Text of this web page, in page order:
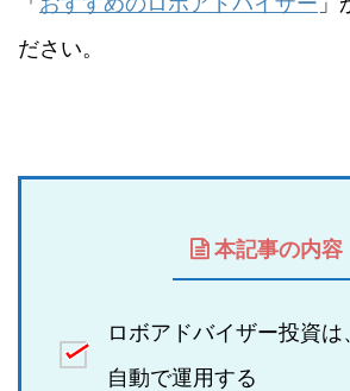
ださい。
本記事の内容
ロボアドバイザー投資
自動で運用する